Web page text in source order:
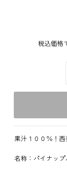
税込価格
果汁１００％！
名称：パイナッ